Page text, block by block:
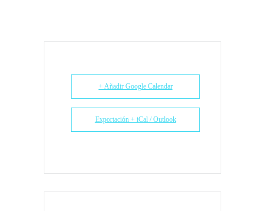
+ Añadir Google Calendar
Exportación + iCal / Outlook